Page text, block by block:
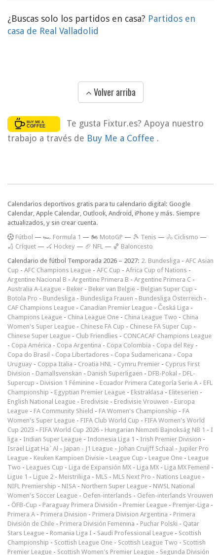
¿Buscas solo los partidos en casa? Partidos en
casa de Real Valladolid
Volver arriba
Te gusta Fixtur.es? Apoya nuestro
trabajo a través de Buy Me a Coffee .
Calendarios deportivos gratis para tu calendario digital: Google
Calendar, Apple Calendar, Outlook, Android, iPhone y más. Siempre
actualizados, y sin crear cuenta.
Fútbol — 🏎️ Formula 1 — 🏍 MotoGP — 🎾 Tenis — 🚴 Ciclismo —
🏏 Críquet — 🏑 Hockey — 🏈 NFL — 🏀 Baloncesto
Calendario de fútbol Temporada 2026 – 2027: 2. Bundesliga - AFC Asian
Cup - AFC Champions League - AFC Cup - Africa Cup of Nations -
Argentine Nacional B - Argentine Primera B - Argentine Primera C -
Australia A-League - Beker - Beker van België - Belgian Super Cup -
Botola Pro - Bundesliga - Bundesliga Frauen - Bundesliga Österreich -
CAF Champions League - Canadian Premier League - Česká Liga -
Champions League - China League One - China League Two - China
Women's Super League - Chinese FA Cup - Chinese FA Super Cup -
Chinese Super League - Club Friendlies - CONCACAF Champions League
- Copa América - Copa Argentina - Copa Colombia - Copa del Rey -
Copa do Brasil - Copa Libertadores - Copa Sudamericana - Copa
Uruguay - Coppa Italia - Croatia HNL - Cymru Premier - Cyprus First
Division - Damallsvenskan - Danish Superligaen - DFB-Pokal - DFL-
Supercup - Division 1 Féminine - Ecuador Primera Categoría Serie A - EFL
Championship - Egyptian Premier League - Ekstraklasa - Eliteserien -
English National League - Eredivisie - Eredivisie Vrouwen - Europa
League - FA Community Shield - FA Women's Championship - FA
Women's Super League - FIFA Club World Cup - FIFA Women's World
Cup 2023 - FIFA World Cup 2026 - Hungarian Nemzeti Bajnokság NB 1 - I
liga - Indian Super League - Indonesia Liga 1 - Irish Premier Division -
Israel Ligat Ha`Al - Japan - J1 League - Johan Cruijff Schaal - Jupiler Pro
League - Keuken Kampioen Divisie - League Cup - League One - League
Two - Leagues Cup - Liga de Expansión MX - Liga MX - Liga MX Femenil -
Ligue 1 - Ligue 2 - Meistriliiga - MLS - MLS Next Pro - Nations League -
NIFL Premiership - NISA - Northern Super League - NWSL National
Women's Soccer League - Oefen-interlands - Oefen-interlands Vrouwen
- ÖFB-Cup - Paraguay Primera División - Premier League - Premjer-Liga -
Primera A - Primera Division - Primera Division Argentina - Primera
División de Chile - Primera División Femenina - Puchar Polski - Qatar
Stars League - Romania Liga I - Saudi Professional League - Scottish
Championship - Scottish League One - Scottish League Two - Scottish
Premier League - Scottish Women's Premier League - Segunda División